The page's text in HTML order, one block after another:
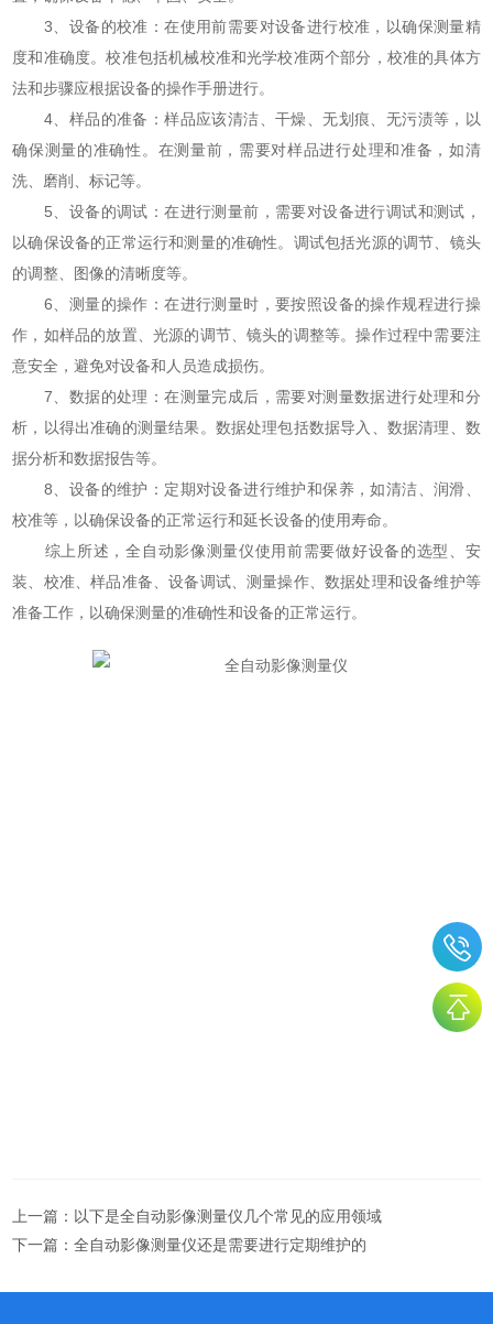
3、设备的校准：在使用前需要对设备进行校准，以确保测量精
度和准确度。校准包括机械校准和光学校准两个部分，校准的具体方
法和步骤应根据设备的操作手册进行。
4、样品的准备：样品应该清洁、干燥、无划痕、无污渍等，以
确保测量的准确性。在测量前，需要对样品进行处理和准备，如清
洗、磨削、标记等。
5、设备的调试：在进行测量前，需要对设备进行调试和测试，
以确保设备的正常运行和测量的准确性。调试包括光源的调节、镜头
的调整、图像的清晰度等。
6、测量的操作：在进行测量时，要按照设备的操作规程进行操
作，如样品的放置、光源的调节、镜头的调整等。操作过程中需要注
意安全，避免对设备和人员造成损伤。
7、数据的处理：在测量完成后，需要对测量数据进行处理和分
析，以得出准确的测量结果。数据处理包括数据导入、数据清理、数
据分析和数据报告等。
8、设备的维护：定期对设备进行维护和保养，如清洁、润滑、
校准等，以确保设备的正常运行和延长设备的使用寿命。
综上所述，全自动影像测量仪使用前需要做好设备的选型、安
装、校准、样品准备、设备调试、测量操作、数据处理和设备维护等
准备工作，以确保测量的准确性和设备的正常运行。
上一篇： 以下是全自动影像测量仪几个常见的应用领域
下一篇：全自动影像测量仪还是需要进行定期维护的